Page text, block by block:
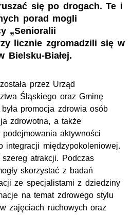
się po drogach. Te i
porad mogli
„Senioralii
licznie zgromadzili się w
Bielsku-Białej.
przez Urząd
Śląskiego oraz Gminę
promocja zdrowia osób
zdrowotna, a także
aktywności
integracji międzypokoleniowej.
atrakcji. Podczas
skorzystać z badań
ze specjalistami z dziedziny
na temat zdrowego stylu
zajęciach ruchowych oraz